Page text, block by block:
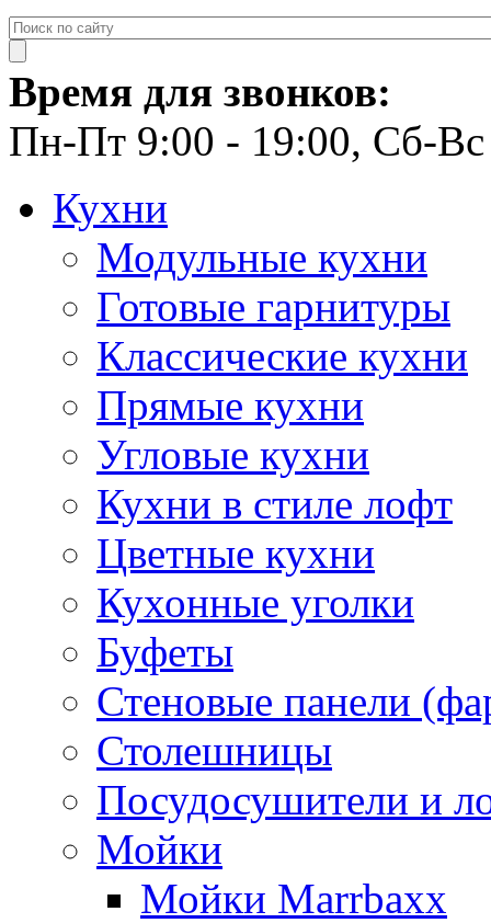
Время для звонков:
Пн-Пт 9:00 - 19:00, Сб-Вс
Кухни
Модульные кухни
Готовые гарнитуры
Классические кухни
Прямые кухни
Угловые кухни
Кухни в стиле лофт
Цветные кухни
Кухонные уголки
Буфеты
Стеновые панели
Столешницы
Посудосушители и
Мойки
Мойки Marrbaxx